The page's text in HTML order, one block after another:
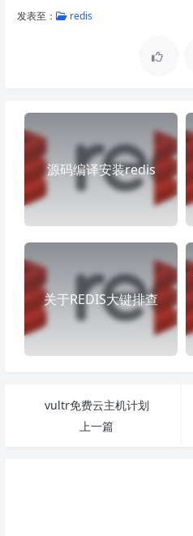
发表至： redis
源码编译安装redis
关于REDIS大键排查
vultr免费云主机计划
上一篇